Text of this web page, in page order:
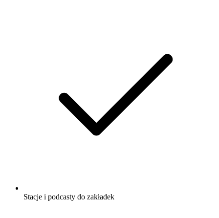
Stacje i podcasty do zakładek